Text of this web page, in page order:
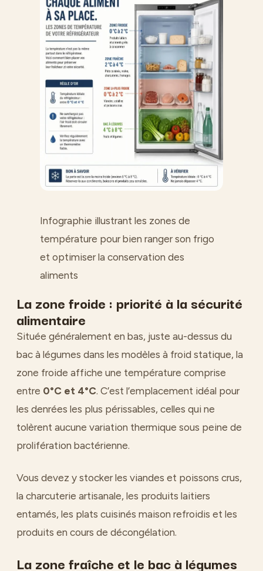
Infographie illustrant les zones de
température pour bien ranger son frigo
et optimiser la conservation des
aliments
La zone froide : priorité à la sécurité
alimentaire
Située généralement en bas, juste au-dessus du
bac à légumes dans les modèles à froid statique, la
zone froide affiche une température comprise
entre 0°C et 4°C. C’est l’emplacement idéal pour
les denrées les plus périssables, celles qui ne
tolèrent aucune variation thermique sous peine de
prolifération bactérienne.
Vous devez y stocker les viandes et poissons crus,
la charcuterie artisanale, les produits laitiers
entamés, les plats cuisinés maison refroidis et les
produits en cours de décongélation.
La zone fraîche et le bac à légumes